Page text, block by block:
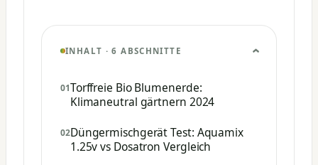
INHALT · 6 ABSCHNITTE
Torffreie Bio Blumenerde:
Klimaneutral gärtnern 2024
Düngermischgerät Test: Aquamix
1.25v vs Dosatron Vergleich